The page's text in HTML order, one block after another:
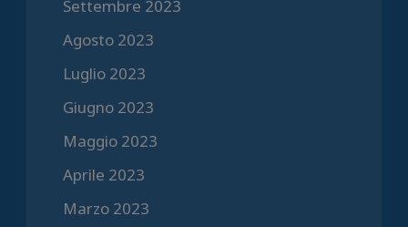
Settembre 2023
Agosto 2023
Luglio 2023
Giugno 2023
Maggio 2023
Aprile 2023
Marzo 2023